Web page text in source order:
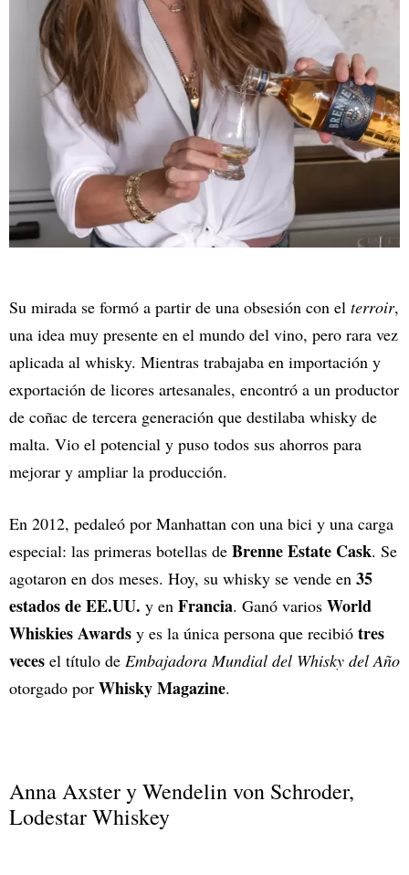
Su mirada se formó a partir de una obsesión con el terroir,
una idea muy presente en el mundo del vino, pero rara vez
aplicada al whisky. Mientras trabajaba en importación y
exportación de licores artesanales, encontró a un productor
de coñac de tercera generación que destilaba whisky de
malta. Vio el potencial y puso todos sus ahorros para
mejorar y ampliar la producción.
En 2012, pedaleó por Manhattan con una bici y una carga
especial: las primeras botellas de Brenne Estate Cask. Se
agotaron en dos meses. Hoy, su whisky se vende en 35
estados de EE.UU. y en Francia. Ganó varios World
Whiskies Awards y es la única persona que recibió tres
veces el título de Embajadora Mundial del Whisky del Año
otorgado por Whisky Magazine.
Anna Axster y Wendelin von Schroder,
Lodestar Whiskey